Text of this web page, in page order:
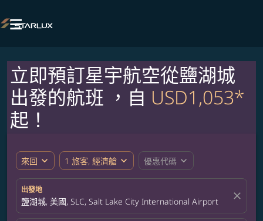

立即預訂星宇航空從鹽湖城
出發的航班 ，自 USD1,053*
起！
來回 expand_more 1 旅客, 經濟艙 expand_more 優惠代碼 expand_more
出發地
鹽湖城, 美國, SLC, Salt Lake City International Airport close